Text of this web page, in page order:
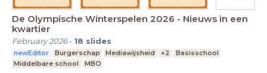
De Olympische Winterspelen 2026 - Nieuws in een
kwartier
February 2026- 18 slides
newEditor Burgerschap Mediawijsheid +2
Basisschool
Middelbare school
MBO